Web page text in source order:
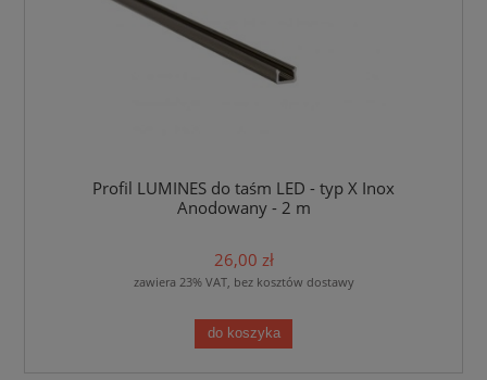
Profil LUMINES do taśm LED - typ X Inox
Anodowany - 2 m
26,00 zł
zawiera 23% VAT, bez kosztów dostawy
do koszyka